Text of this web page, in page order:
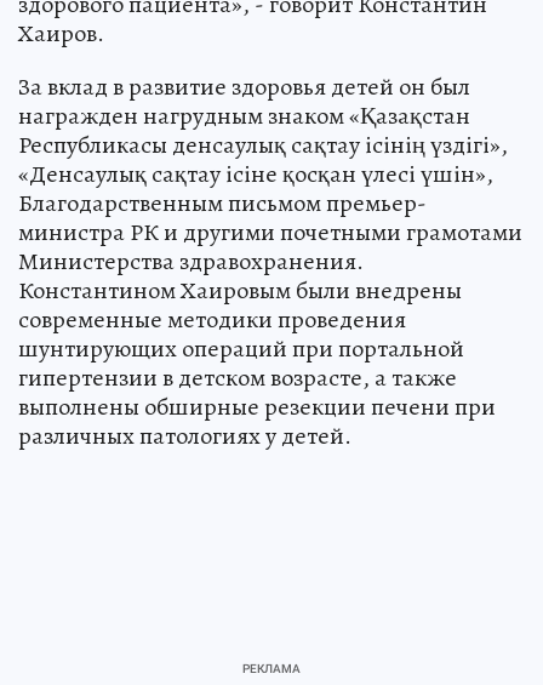
Хаиров.
За вклад в развитие здоровья детей он был
награжден нагрудным знаком «Қазақстан
Республикасы денсаулық сақтау ісінің үздігі»,
«Денсаулық сақтау ісіне қосқан үлесі үшін»,
Благодарственным письмом премьер-
министра РК и другими почетными грамотами
Министерства здравохранения.
Константином Хаировым были внедрены
современные методики проведения
шунтирующих операций при портальной
гипертензии в детском возрасте, а также
выполнены обширные резекции печени при
различных патологиях у детей.